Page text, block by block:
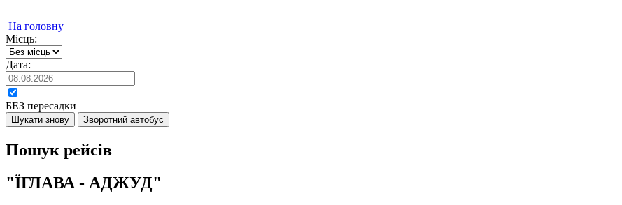
На головну
Місць:
Дата:
БЕЗ пересадки
Шукати знову Зворотний автобус
Пошук рейсів
"ЇГЛАВА - АДЖУД"